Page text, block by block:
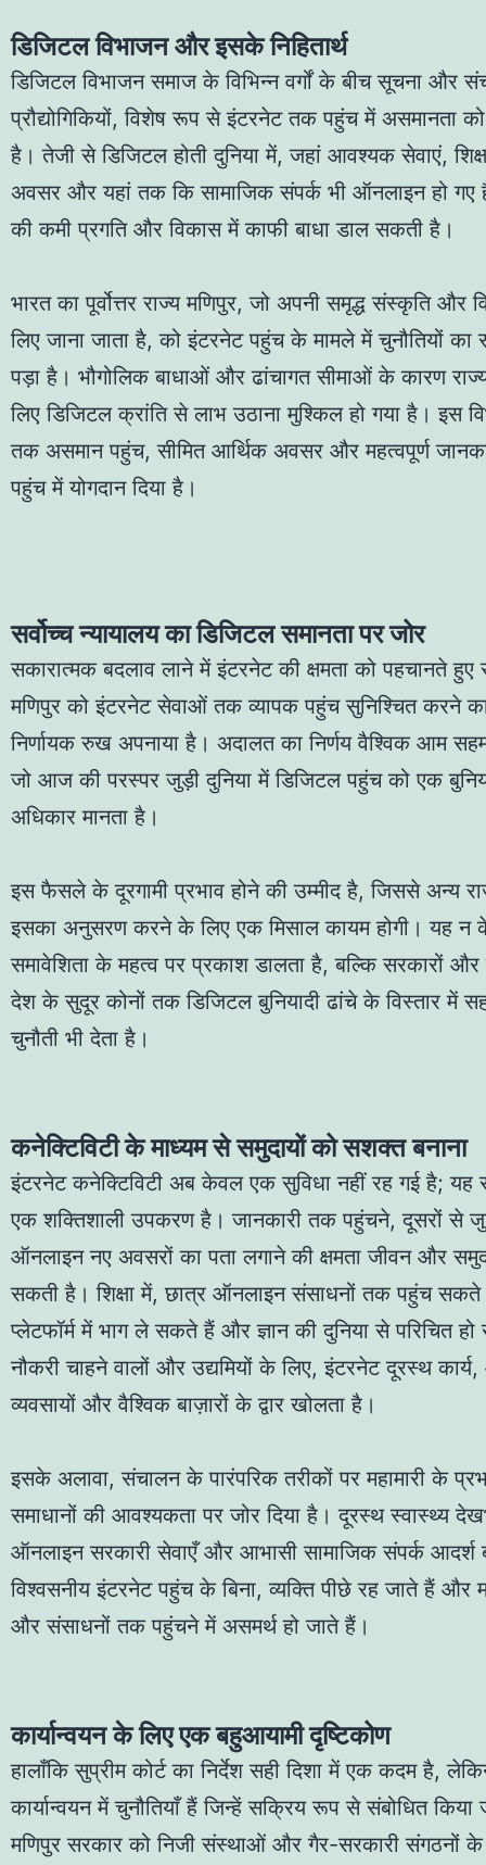
डिजिटल विभाजन और इसके निहितार्थ
डिजिटल विभाजन समाज के विभिन्न वर्गों के बीच सूचना और
प्रौद्योगिकियों, विशेष रूप से इंटरनेट तक पहुंच में असमानता
है। तेजी से डिजिटल होती दुनिया में, जहां आवश्यक सेवाएं,
अवसर और यहां तक कि सामाजिक संपर्क भी ऑनलाइन हो गए
की कमी प्रगति और विकास में काफी बाधा डाल सकती है।
भारत का पूर्वोत्तर राज्य मणिपुर, जो अपनी समृद्ध संस्कृति और
लिए जाना जाता है, को इंटरनेट पहुंच के मामले में चुनौतियों का
पड़ा है। भौगोलिक बाधाओं और ढांचागत सीमाओं के कारण
लिए डिजिटल क्रांति से लाभ उठाना मुश्किल हो गया है। इस
तक असमान पहुंच, सीमित आर्थिक अवसर और महत्वपूर्ण
पहुंच में योगदान दिया है।
सर्वोच्च न्यायालय का डिजिटल समानता पर जोर
सकारात्मक बदलाव लाने में इंटरनेट की क्षमता को पहचानते हुए
मणिपुर को इंटरनेट सेवाओं तक व्यापक पहुंच सुनिश्चित करने
निर्णायक रुख अपनाया है। अदालत का निर्णय वैश्विक आम
जो आज की परस्पर जुड़ी दुनिया में डिजिटल पहुंच को एक
अधिकार मानता है।
इस फैसले के दूरगामी प्रभाव होने की उम्मीद है, जिससे अन्य
इसका अनुसरण करने के लिए एक मिसाल कायम होगी। यह न
समावेशिता के महत्व पर प्रकाश डालता है, बल्कि सरकारों और
देश के सुदूर कोनों तक डिजिटल बुनियादी ढांचे के विस्तार में
चुनौती भी देता है।
कनेक्टिविटी के माध्यम से समुदायों को सशक्त बनाना
इंटरनेट कनेक्टिविटी अब केवल एक सुविधा नहीं रह गई है;
एक शक्तिशाली उपकरण है। जानकारी तक पहुंचने, दूसरों से
ऑनलाइन नए अवसरों का पता लगाने की क्षमता जीवन और
सकती है। शिक्षा में, छात्र ऑनलाइन संसाधनों तक पहुंच सकते
प्लेटफॉर्म में भाग ले सकते हैं और ज्ञान की दुनिया से परिचित
नौकरी चाहने वालों और उद्यमियों के लिए, इंटरनेट दूरस्थ
व्यवसायों और वैश्विक बाज़ारों के द्वार खोलता है।
इसके अलावा, संचालन के पारंपरिक तरीकों पर महामारी के
समाधानों की आवश्यकता पर जोर दिया है। दूरस्थ स्वास्थ्य
ऑनलाइन सरकारी सेवाएँ और आभासी सामाजिक संपर्क आदर्श
विश्वसनीय इंटरनेट पहुंच के बिना, व्यक्ति पीछे रह जाते हैं और
और संसाधनों तक पहुंचने में असमर्थ हो जाते हैं।
कार्यान्वयन के लिए एक बहुआयामी दृष्टिकोण
हालाँकि सुप्रीम कोर्ट का निर्देश सही दिशा में एक कदम है,
कार्यान्वयन में चुनौतियाँ हैं जिन्हें सक्रिय रूप से संबोधित किया
मणिपुर सरकार को निजी संस्थाओं और गैर-सरकारी संगठनों
Mi